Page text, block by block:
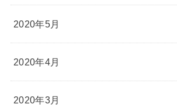
2020年5月
2020年4月
2020年3月